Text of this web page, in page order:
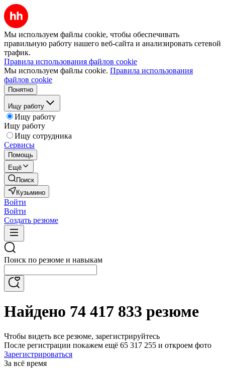
Мы используем файлы cookie, чтобы обеспечивать
правильную работу нашего веб-сайта и анализировать сетевой
трафик.
Правила использования файлов cookie
Мы используем файлы cookie. Правила использования
файлов cookie
Понятно
Ищу работу
Ищу работу
Ищу работу
Ищу сотрудника
Сервисы
Помощь
Ещё
Поиск
Кузьмино
Войти
Войти
Создать резюме
Поиск по резюме и навыкам
Найдено 74 417 833 резюме
Чтобы видеть все резюме, зарегистрируйтесь
После регистрации покажем ещё 65 317 255 и откроем фото
Зарегистрироваться
За всё время